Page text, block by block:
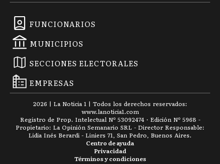
FUNCIONARIOS
MUNICIPIOS
SECCIONES ELECTORALES
EMPRESAS
2026 | La Noticia 1 | Todos los derechos reservados:
www.lanoticia1.com
Registro de Prop. Intelectual Nº 53092474 · Edición Nº 5968 -
Propietario: La Opinión Semanario SRL - Director Responsable:
Lidia Inés Berardi - Liniers 71, San Pedro, Buenos Aires.
Términos y condiciones
Privacidad
Centro de ayuda